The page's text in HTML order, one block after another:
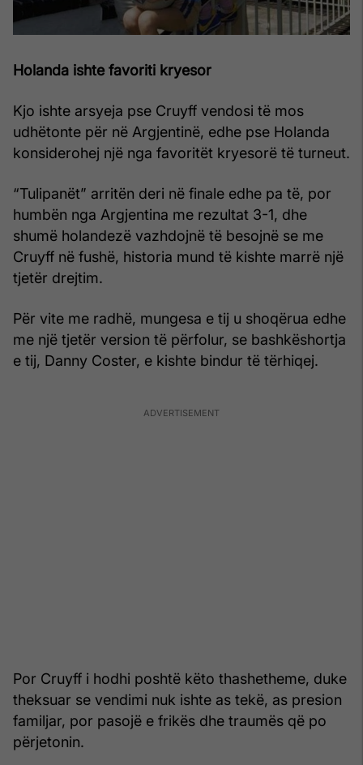
Holanda ishte favoriti kryesor
Kjo ishte arsyeja pse Cruyff vendosi të mos
udhëtonte për në Argjentinë, edhe pse Holanda
konsiderohej një nga favoritët kryesorë të turneut.
“Tulipanët” arritën deri në finale edhe pa të, por
humbën nga Argjentina me rezultat 3-1, dhe
shumë holandezë vazhdojnë të besojnë se me
Cruyff në fushë, historia mund të kishte marrë një
tjetër drejtim.
Për vite me radhë, mungesa e tij u shoqërua edhe
me një tjetër version të përfolur, se bashkëshortja
e tij, Danny Coster, e kishte bindur të tërhiqej.
Por Cruyff i hodhi poshtë këto thashetheme, duke
theksuar se vendimi nuk ishte as tekë, as presion
familjar, por pasojë e frikës dhe traumës që po
përjetonin.